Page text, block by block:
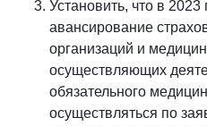
Установить, что в
авансирование
организаций и
осуществляющих
обязательного
осуществляться по